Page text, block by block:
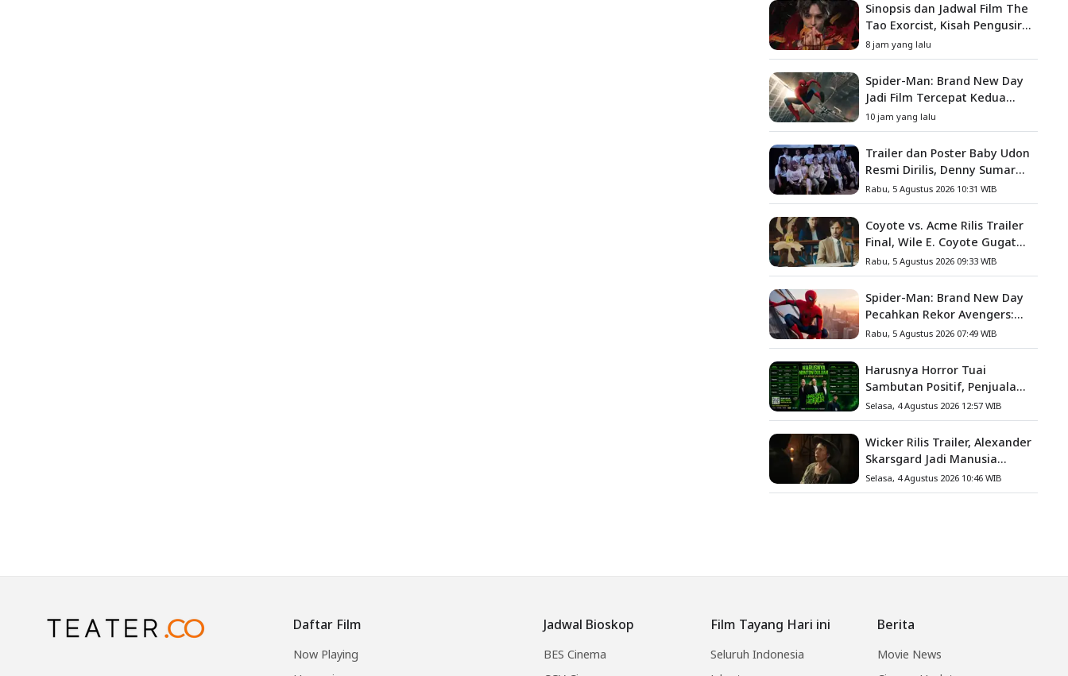
Sinopsis dan Jadwal Film The
Tao Exorcist, Kisah Pengusir
Setan Melawan Kutukan
Mematikan
8 jam yang lalu
Spider-Man: Brand New Day
Jadi Film Tercepat Kedua
yang Berhasil Tembus US$1
Miliar
10 jam yang lalu
Trailer dan Poster Baby Udon
Resmi Dirilis, Denny Sumargo
Angkat Kisah Nyata Fanny
Kondoh
Rabu, 5 Agustus 2026 10:31 WIB
Coyote vs. Acme Rilis Trailer
Final, Wile E. Coyote Gugat
Acme Corporation ke
Pengadilan
Rabu, 5 Agustus 2026 09:33 WIB
Spider-Man: Brand New Day
Pecahkan Rekor Avengers:
Endgame, Cetak Debut Box
Office Terbesar Sepanjang
Sejarah
Rabu, 5 Agustus 2026 07:49 WIB
Harusnya Horror Tuai
Sambutan Positif, Penjualan
Tiket ATS Ludes Terjual
Selasa, 4 Agustus 2026 12:57 WIB
Wicker Rilis Trailer, Alexander
Skarsgard Jadi Manusia
Anyaman Jerami dalam
Romansa Paling Nyeleneh
Selasa, 4 Agustus 2026 10:46 WIB
Daftar Film
Now Playing
Jadwal Bioskop
BES Cinema
Film Tayang Hari ini
Seluruh Indonesia
Berita
Movie News